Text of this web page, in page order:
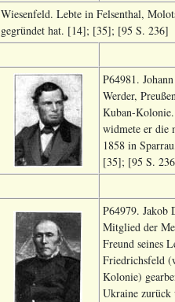
Wiesenfeld. Lebte in Felsenthal,
gegründet hat. [14]; [35]; [95 S. 236]
P64981.
Werder,
Kuban-
widmete er die
1858 in
[35]; [95 S.
P64979. Jakob
Mitglied der
Freund seines
Friedrichsfeld
Kolonie)
Ukraine zurück